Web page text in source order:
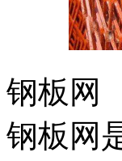
钢板网
钢板网